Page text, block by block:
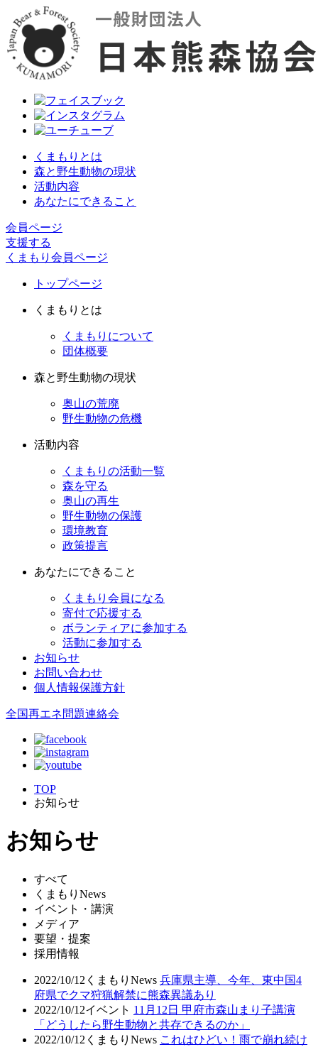
くまもりとは
森と野生動物の現状
活動内容
あなたにできること
会員ページ
支援する
くまもり会員ページ
トップページ
くまもりとは
くまもりについて
団体概要
森と野生動物の現状
奥山の荒廃
野生動物の危機
活動内容
くまもりの活動一覧
森を守る
奥山の再生
野生動物の保護
環境教育
政策提言
あなたにできること
くまもり会員になる
寄付で応援する
ボランティアに参加する
活動に参加する
お知らせ
お問い合わせ
個人情報保護方針
全国再エネ問題連絡会
TOP
お知らせ
お知らせ
すべて
くまもりNews
イベント・講演
メディア
要望・提案
採用情報
2022/10/12 くまもりNews 兵庫県主導、今年、東中国4
府県でクマ狩猟解禁に熊森異議あり
2022/10/12イベント 11月12日 甲府市森山まり子講演
「どうしたら野生動物と共存できるのか」
2022/10/12 くまもりNews これはひどい！雨で崩れ続け